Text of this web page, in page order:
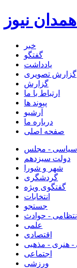
نیوز
خبر
گفتگو
یادداشت
گزارش تصویری
گزارش
ارتباط با ما
پیوند ها
آرشیو
درباره ما
صفحه اصلی
سیاسی - مجلس
دولت سیزدهم
شهر و شورا
گردشگری
گفتگوی ویژه
انتخابات
جستجو
انتظامی - حوادث
علمی
اقتصادی
- هنری - مذهبی
اجتماعی
ورزشی